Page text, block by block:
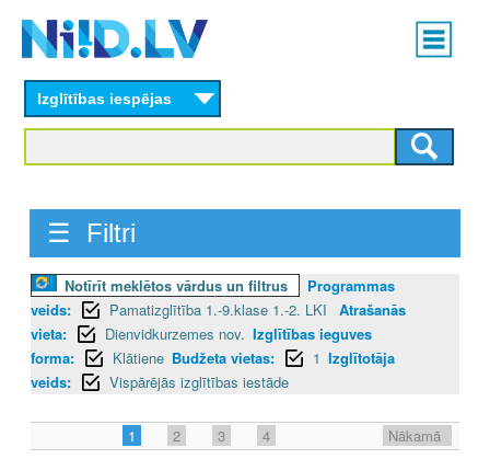
content
Main
menu
Izglītības iespējas
☰ Filtri
Notīrīt meklētos vārdus un filtrus
Programmas
veids:
Pamatizglītība 1.-9.klase 1.-2. LKI
Atrašanās
vieta:
Dienvidkurzemes nov. Izglītības ieguves
forma:
Klātiene Budžeta vietas: 1 Izglītotāja
veids:
Vispārējās izglītības iestāde
1 2 3 4
Nākamā